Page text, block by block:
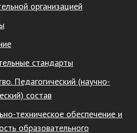
организацией
стандарты
Педагогический (научно-
состав
техническое обеспечение и
образовательного